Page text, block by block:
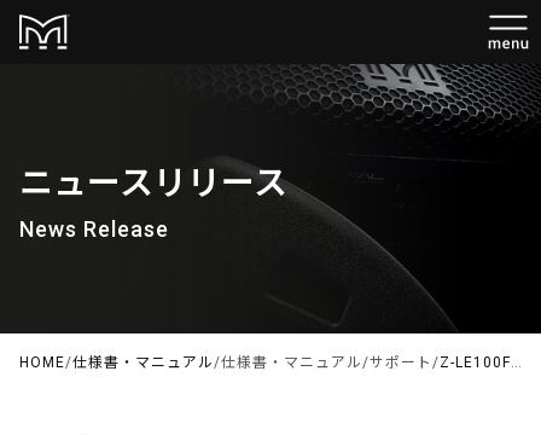
ニュースリリース
News Release
HOME/仕様書・マニュアル/仕様書・マニュアル/サポート /Z-LE100FCUK